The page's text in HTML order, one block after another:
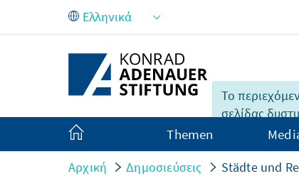
Skip to Main Content
Το
σελίδας
διαθέσιμο
Themen
Αρχική Δημοσιεύσεις Städte und